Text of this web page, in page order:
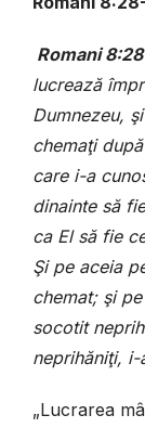
Romani 8:28
lucrează
Dumnezeu,
chemaţi
care i-a
dinainte să
ca El să fie
Şi pe aceia
chemat; şi
socotit
neprihăniţi,
„Lucrarea